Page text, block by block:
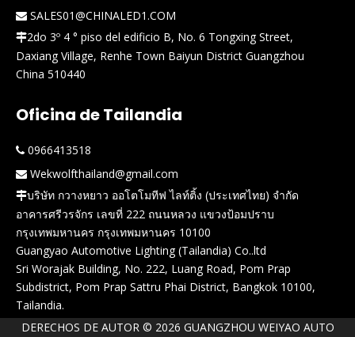
 SALES01@CHINALED1.COM
2do 3º 4 ° piso del edificio B, No. 6 Tongxing Street,
Daxiang Village, Renhe Town Baiyun District Guangzhou
China 510440
Oficina de Tailandia
 0966413518
 Wekwolfthailand@gmail.com
บริษัท กวางหยาว ออโตโมทีฟ ไลท์ติ้ง (ประเทศไทย) จำกัด
อาคารศรีวรจักร เลขที่ 222 ถนนหลวง แขวงป้อมปราบ
กรุงเทพมหานคร กรุงเทพมหานคร 10100
Guangyao Automotive Lighting (Tailandia) Co..ltd
Sri Worajak Building, No. 222, Luang Road, Pom Prap
Subdistrict, Pom Prap Sattru Phai District, Bangkok 10100,
Tailandia.
DERECHOS DE AUTOR © 2026 GUANGZHOU WEIYAO AUTO